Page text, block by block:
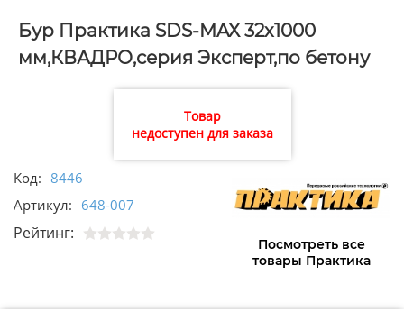
Бур Практика SDS-MAX 32х1000
мм,КВАДРО,серия Эксперт,по бетону
Товар
недоступен для заказа
Код: 8446
Артикул: 648-007
Рейтинг:
Посмотреть все
товары Практика